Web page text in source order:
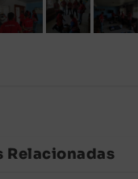
Relacionadas